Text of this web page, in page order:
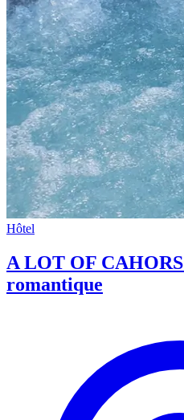
Hôtel
A LOT OF
romantique